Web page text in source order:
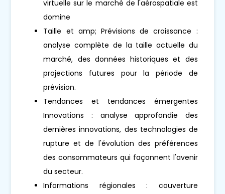
virtuelle sur le marché de l'aérospatiale est
domine
Taille et amp; Prévisions de croissance :
analyse complète de la taille actuelle du
marché, des données historiques et des
projections futures pour la période de
prévision.
Tendances et tendances émergentes
Innovations : analyse approfondie des
dernières innovations, des technologies de
rupture et de l'évolution des préférences
des consommateurs qui façonnent l'avenir
du secteur.
Informations régionales : couverture